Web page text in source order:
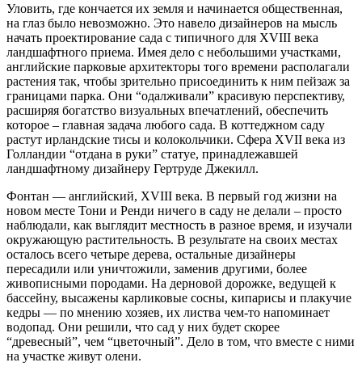
Уловить, где кончается их земля и начинается общественная,
на глаз было невозможно. Это навело дизайнеров на мысль
начать проектирование сада с типичного для XVIII века
ландшафтного приема. Имея дело с небольшими участками,
английские парковые архитекторы того времени располагали
растения так, чтобы зрительно присоединить к ним пейзаж за
границами парка. Они “одалживали” красивую перспективу,
расширяя богатство визуальных впечатлений, обеспечить
которое – главная задача любого сада. В коттеджном саду
растут ирландские тисы и колокольчики. Сфера XVII века из
Голландии “отдана в руки” статуе, принадлежавшей
ландшафтному дизайнеру Гертруде Джекилл.
Фонтан — английский, XVIII века. В первый год жизни на
новом месте Тони и Ренди ничего в саду не делали – просто
наблюдали, как выглядит местность в разное время, и изучали
окружающую растительность. В результате на своих местах
осталось всего четыре дерева, остальные дизайнеры
пересадили или уничтожили, заменив другими, более
живописными породами. На дерновой дорожке, ведущей к
бассейну, высажены карликовые сосны, кипарисы и плакучие
кедры — по мнению хозяев, их листва чем-то напоминает
водопад. Они решили, что сад у них будет скорее
“древесный”, чем “цветочный”. Дело в том, что вместе с ними
на участке живут олени.